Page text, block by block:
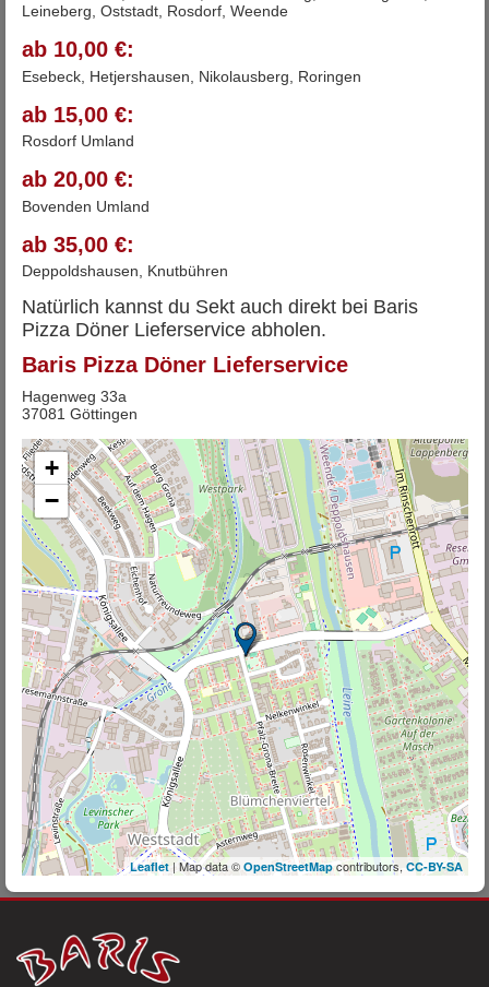
Leineberg, Oststadt, Rosdorf, Weende
ab 10,00 €:
Esebeck, Hetjershausen, Nikolausberg, Roringen
ab 15,00 €:
Rosdorf Umland
ab 20,00 €:
Bovenden Umland
ab 35,00 €:
Deppoldshausen, Knutbühren
Natürlich kannst du Sekt auch direkt bei Baris
Pizza Döner Lieferservice abholen.
Baris Pizza Döner Lieferservice
Hagenweg 33a
37081 Göttingen
+
−
Leaflet| Map data © OpenStreetMapcontributors, CC-BY-SA